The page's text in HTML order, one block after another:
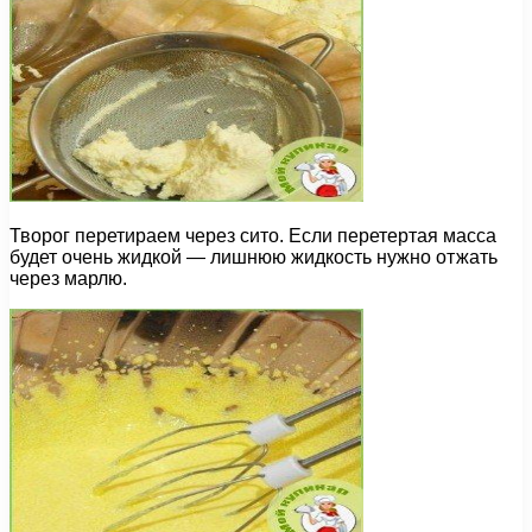
Творог перетираем через сито. Если перетертая масса
будет очень жидкой — лишнюю жидкость нужно отжать
через марлю.